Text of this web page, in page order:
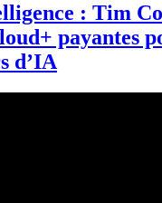
: Tim
payantes
d’IA